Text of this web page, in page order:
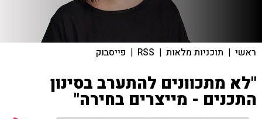
ראשי | תוכניות מלאות |
RSS
| פייסבוק
"לא מתכוונים להתערב בסינון
התכנים - מייצרים בחירה"